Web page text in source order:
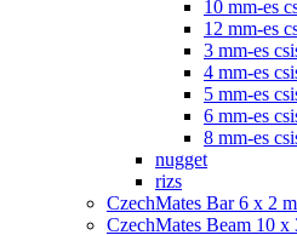
10 mm-es
12 mm-es
3 mm-es
4 mm-es
5 mm-es
6 mm-es
8 mm-es
nugget
rizs
CzechMates Bar 6 x 2
CzechMates Beam 10 x